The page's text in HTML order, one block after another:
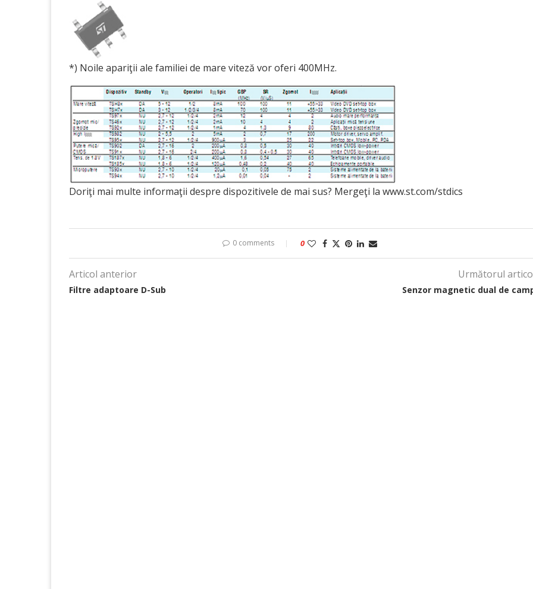
*) Noile apariţii ale familiei de mare viteză vor oferi 400MHz.
Doriţi mai multe informaţii despre dispozitivele de mai sus? Mergeţi la www.st.com/stdics
0 comments 0
Articol anterior
Filtre adaptoare D-Sub
Următorul
Senzor magnetic dual de